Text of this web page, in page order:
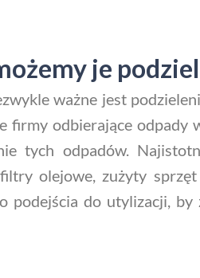
je
ważne jest
firmy odbierające odpady
tych odpadów.
olejowe, zużyty sprzęt
do utylizacji, by